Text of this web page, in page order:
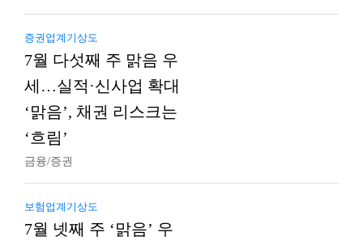
증권업계기상도
7월 다섯째 주 맑음 우
세…실적·신사업 확대
‘맑음’, 채권 리스크는
‘흐림’
금융/증권
보험업계기상도
7월 넷째 주 ‘맑음’ 우